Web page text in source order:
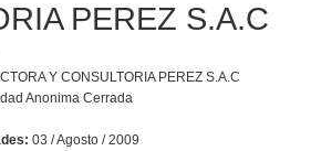
PEREZ S.A.C
Y CONSULTORIA PEREZ S.A.C
Anonima Cerrada
03 / Agosto / 2009